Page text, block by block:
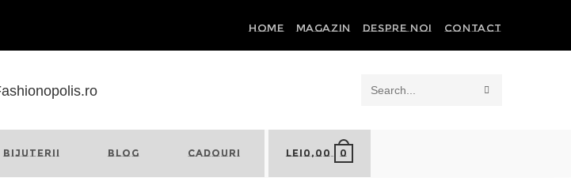
HOME MAGAZIN DESPRE NOI CONTACT
Search
BIJUTERII BLOG CADOURI LEI0,00 0